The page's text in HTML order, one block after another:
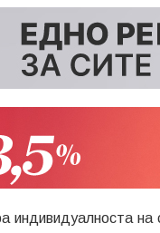
индивидуалноста